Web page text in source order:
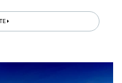
fêtes du terroir, expos,
à bord d’engins